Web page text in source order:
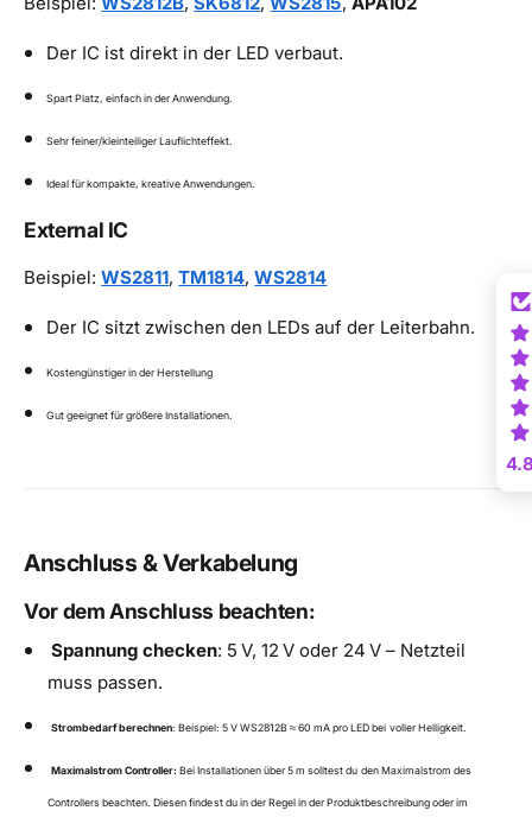
Der IC ist direkt in der LED verbaut.
Spart Platz, einfach in der Anwendung.
Sehr feiner/kleinteiliger Lauflichteffekt.
Ideal für kompakte, kreative Anwendungen.
External IC
Beispiel:WS2811,TM1814,WS2814
Der IC sitzt zwischen den LEDs auf der Leiterbahn.
Kostengünstiger in der Herstellung
Gut geeignet für größere Installationen.
Anschluss & Verkabelung
Vor dem Anschluss beachten:
Spannung checken: 5 V, 12 V oder 24 V – Netzteil
muss passen.
Strombedarf berechnen: Beispiel: 5 V WS2812B ≈ 60 mA pro LED bei voller Helligkeit.
Maximalstrom Controller: Bei Installationen über 5 m solltest du den Maximalstrom des
Controllers beachten. Diesen findest du in der Regel in der Produktbeschreibung oder im